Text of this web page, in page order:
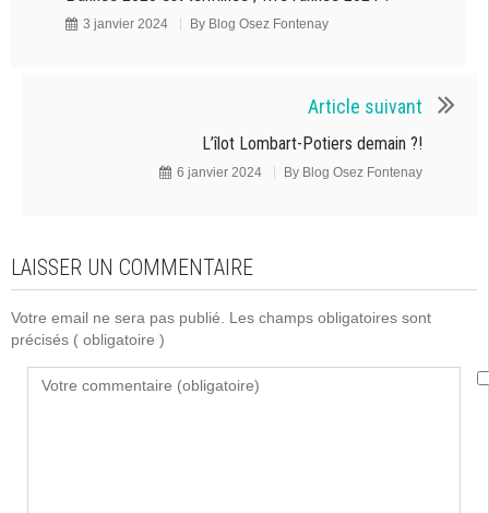
3 janvier 2024 By Blog Osez Fontenay
Article suivant
L’îlot Lombart-Potiers demain ?!
6 janvier 2024 By Blog Osez Fontenay
LAISSER UN COMMENTAIRE
Votre email ne sera pas publié. Les champs obligatoires sont
précisés ( obligatoire )